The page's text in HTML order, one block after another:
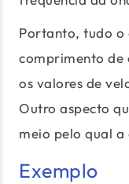
Portanto, tudo o
comprimento de
os valores de
Outro aspecto
meio pelo qual
Exemplo